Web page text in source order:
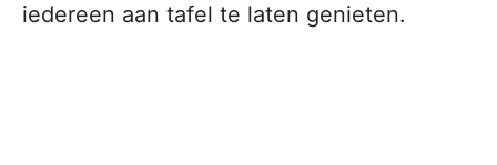
iedereen aan tafel te laten genieten.